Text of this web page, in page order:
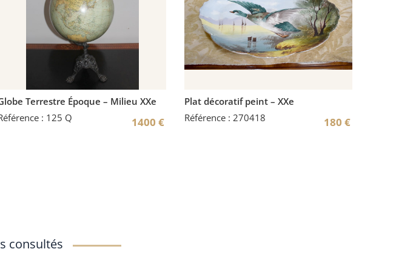
Terrestre Époque – Milieu XXe
: 125 Q
1400 €
Plat décoratif peint – XXe
Référence : 270418
180€
consultés